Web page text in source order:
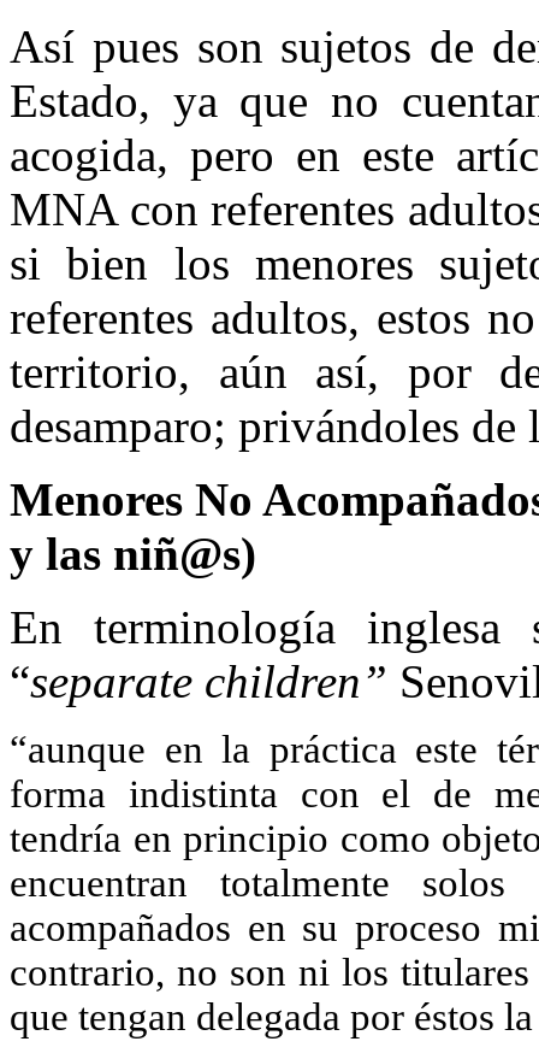
Así pues son sujetos de
Estado, ya que no
acogida, pero en este
MNA con referentes
si bien los menores
referentes adultos, estos
territorio, aún así, por
desamparo; privándoles
Menores No
y las niñ@s)
En terminología
“separate children”
“aunque en la práctica este
forma indistinta con el de
tendría en principio como
encuentran totalmente
acompañados en su proceso
contrario, no son ni los
que tengan delegada por éstos